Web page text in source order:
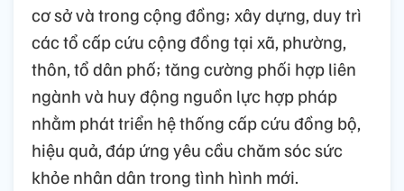
cơ sở và trong cộng đồng; xây dựng, duy trì
các tổ cấp cứu cộng đồng tại xã, phường,
thôn, tổ dân phố; tăng cường phối hợp liên
ngành và huy động nguồn lực hợp pháp
nhằm phát triển hệ thống cấp cứu đồng bộ,
hiệu quả, đáp ứng yêu cầu chăm sóc sức
khỏe nhân dân trong tình hình mới.